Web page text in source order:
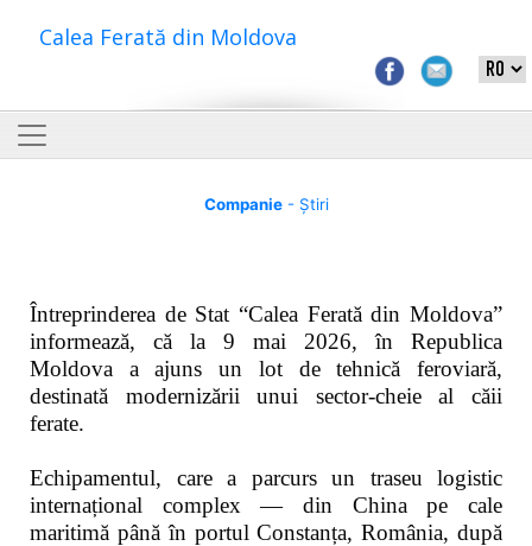
Calea Ferată din Moldova
Companie- Știri
Întreprinderea de Stat “Calea Ferată din Moldova”
informează, că la 9 mai 2026, în Republica
Moldova a ajuns un lot de tehnică feroviară,
destinată modernizării unui sector-cheie al căii
ferate.
Echipamentul, care a parcurs un traseu logistic
internațional complex — din China pe cale
maritimă până în portul Constanța, România, după